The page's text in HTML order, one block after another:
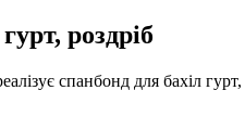
роздріб
спанбонд для бахіл